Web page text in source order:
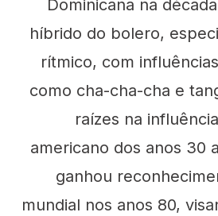
Dominicana na
híbrido do bolero,
rítmico, com
como cha-cha-cha e
raízes na
americano dos anos 30
ganhou
mundial nos anos 80,